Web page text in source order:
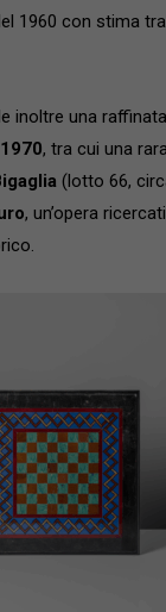
1960 con stima tra
inoltre una
, tra cui una rara
(lotto 66,
, un’opera